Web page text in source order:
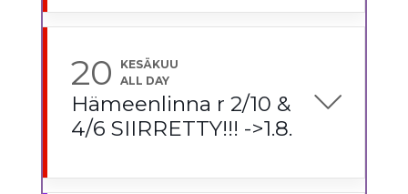
20
KESÄKUU
ALL DAY
Hämeenlinna r 2/10 &
4/6 SIIRRETTY!!! ->1.8.